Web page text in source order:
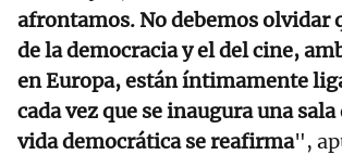
afrontamos. No debemos olvidar
de la democracia y el del cine,
en Europa, están íntimamente
cada vez que se inaugura una
vida democrática se reafirma",